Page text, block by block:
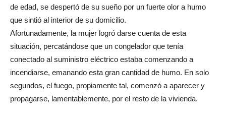
de edad, se despertó de su sueño por un fuerte olor a humo
que sintió al interior de su domicilio.
Afortunadamente, la mujer logró darse cuenta de esta
situación, percatándose que un congelador que tenía
conectado al suministro eléctrico estaba comenzando a
incendiarse, emanando esta gran cantidad de humo. En solo
segundos, el fuego, propiamente tal, comenzó a aparecer y
propagarse, lamentablemente, por el resto de la vivienda.